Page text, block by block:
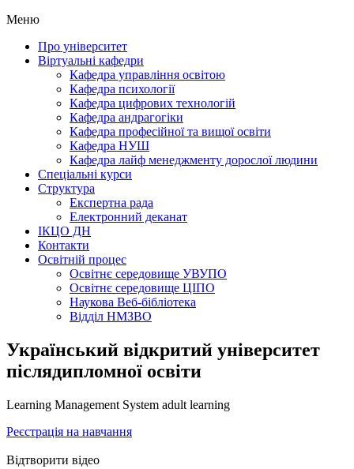
Меню
Про університет
Віртуальні кафедри
Кафедра управління освітою
Кафедра психології
Кафедра цифрових технологій
Кафедра андрагогіки
Кафедра професійної та вищої освіти
Кафедра НУШ
Кафедра лайф менеджменту дорослої людини
Спеціальні курси
Структура
Експертна рада
Електронний деканат
ІКЦО ДН
Контакти
Освітній процес
Освітнє середовище УВУПО
Освітнє середовище ЦІПО
Наукова Веб-бібліотека
Відділ НМЗВО
Український відкритий університет
післядипломної освіти
Learning Management System adult learning
Реєстрація на навчання
Відтворити відео